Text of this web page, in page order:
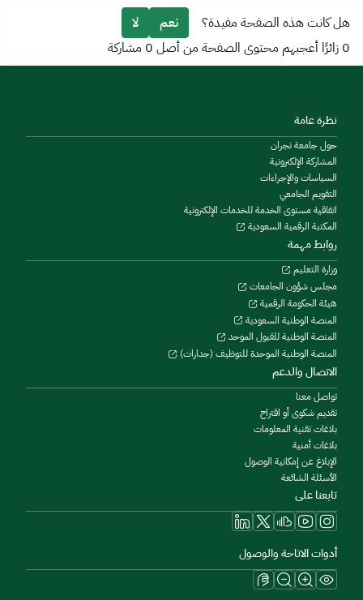
هل كانت هذه الصفحة مفيدة؟ نعم
لا
0 زائرًا أعجبهم محتوى الصفحة من أصل 0 مشاركة
نظرة عامة
حول جامعة نجران
المشاركة الإلكترونية
السياسات والإجراءات
التقويم الجامعي
اتفاقية مستوى الخدمة للخدمات الإلكترونية
المكتبة الرقمية السعودية
روابط مهمة
وزارة التعليم
مجلس شؤون الجامعات
هيئة الحكومة الرقمية
المنصة الوطنية السعودية
المنصة الوطنية للقبول الموحد
المنصة الوطنية الموحدة للتوظيف (جدارات)
الاتصال والدعم
تواصل معنا
تقديم شكوى أو اقتراح
بلاغات تقنية المعلومات
بلاغات أمنية
الإبلاغ عن إمكانية الوصول
الأسئلة الشائعة
تابعنا على
أدوات الاتاحة والوصول